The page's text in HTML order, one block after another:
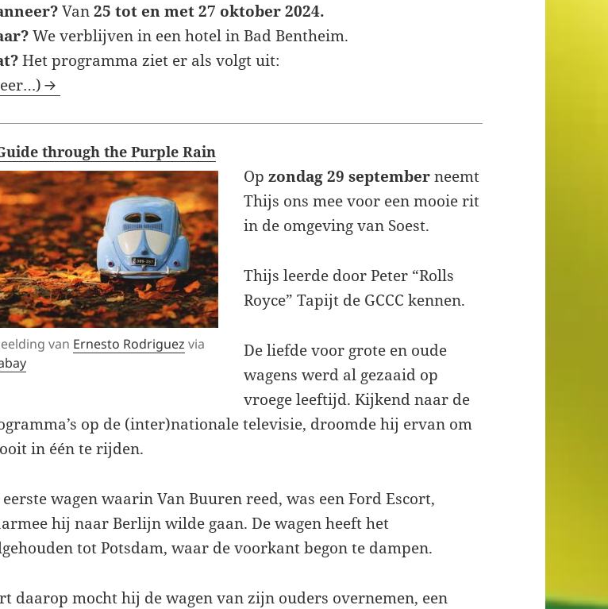
Van25 tot en met 27 oktober 2024.
We verblijven in een hotel in Bad Bentheim.
Het programma ziet er als volgt uit:
through the Purple Rain
van Ernesto Rodriguez via
Opzondag 29 septemberneemt
Thijs ons mee voor een mooie rit
in de omgeving van Soest.
Thijs leerde door Peter “Rolls
Royce” Tapijt de GCCC kennen.
De liefde voor grote en oude
wagens werd al gezaaid op
vroege leeftijd. Kijkend naar de
op de (inter)nationale televisie, droomde hij ervan om
in één te rijden.
eerste wagen waarin Van Buuren reed, was een Ford Escort,
hij naar Berlijn wilde gaan. De wagen heeft het
tot Potsdam, waar de voorkant begon te dampen.
daarop mocht hij de wagen van zijn ouders overnemen, een